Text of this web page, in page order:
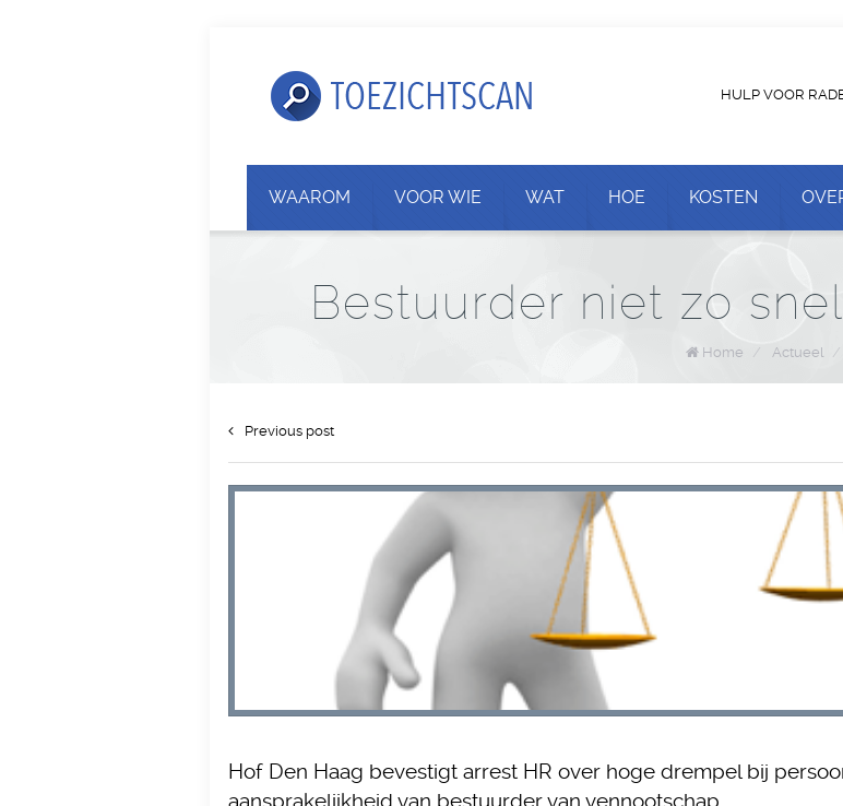
HULP VOOR
WAAROM VOOR WIE WAT HOE KOSTEN
Bestuurder niet zo
Home / Actueel /
Previous post
Hof Den Haag bevestigt arrest HR over hoge drempel bij